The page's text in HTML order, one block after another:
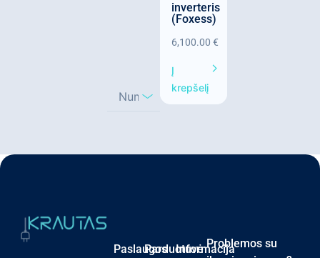
inverteris
(Foxess)
6,100.00 €
Į
krepšelį
PaslaugosParduotuvėInformacijaProblemos su